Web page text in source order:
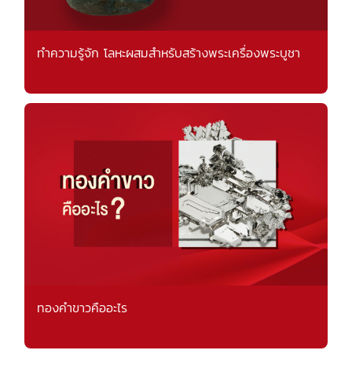
ทำความรู้จัก โลหะผสมสำหรับสร้างพระเครื่องพระบูชา
ทองคำขาวคืออะไร